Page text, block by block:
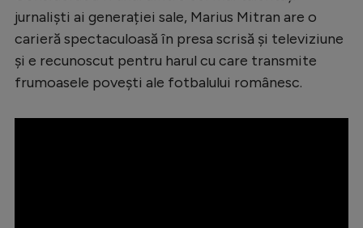
Starurile fotbalului
EURO 2024
Stranieri
jurnaliști ai generației sale, Marius Mitran are o
carieră spectaculoasă în presa scrisă și televiziune
și e recunoscut pentru harul cu care transmite
frumoasele povești ale fotbalului românesc.